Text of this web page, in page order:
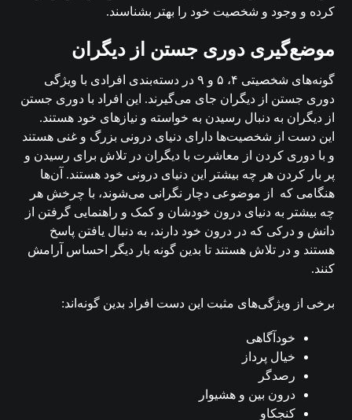
کرده و وجود و شخصیت خود را بهتر بشناسند.
موضع‌گیری دوری جستن از دیگران
گونه‌های شخصیتی ۴، ۵ و ۹ در دسته‌بندی افرادی با ویژگی
دوری جستن از دیگران جای می‌گیرند. این افراد با دوری جستن
از دیگران به دنبال رسیدن به خواسته و نیازهای خود هستند.
این دست از شخصیت‌ها دارای دنیای درونی بزرگ و غنی هستند
و با دوری کردن از معاشرت با دیگران در تلاش برای رسیدن و
پر بار کردن هر چه بیشتر این دنیای درونی خود هستند. آن‌ها
هنگامی که از موضوعی دچار نگرانی می‌شوند، با چرخش هر
چه بیشتر به دنیای درون خودشان و کمک و راهنمایی گرفتن از
دانش و درکی که در درون خود دارند، به دنبال یافتن پاسخ
هستند و در تلاش هستند تا بدین گونه بار دیگر احساس آرامش
کنند.
برخی از ویژگی‌های مثبت این دست افراد بدین گونه‌اند:
خودآگاهی
خیال پرداز
رصدگر
درون بین و هشیوار
کنجکاو